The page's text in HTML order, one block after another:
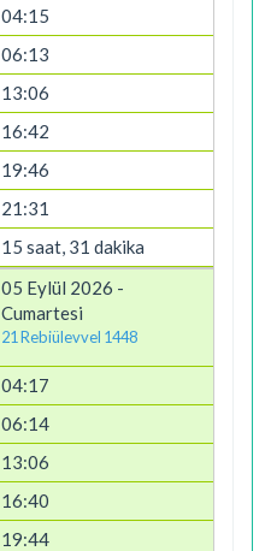
04:15
06:13
13:06
16:42
19:46
21:31
15 saat, 31 dakika
05 Eylül 2026 -
Cumartesi
21 Rebiülevvel 1448
04:17
06:14
13:06
16:40
19:44